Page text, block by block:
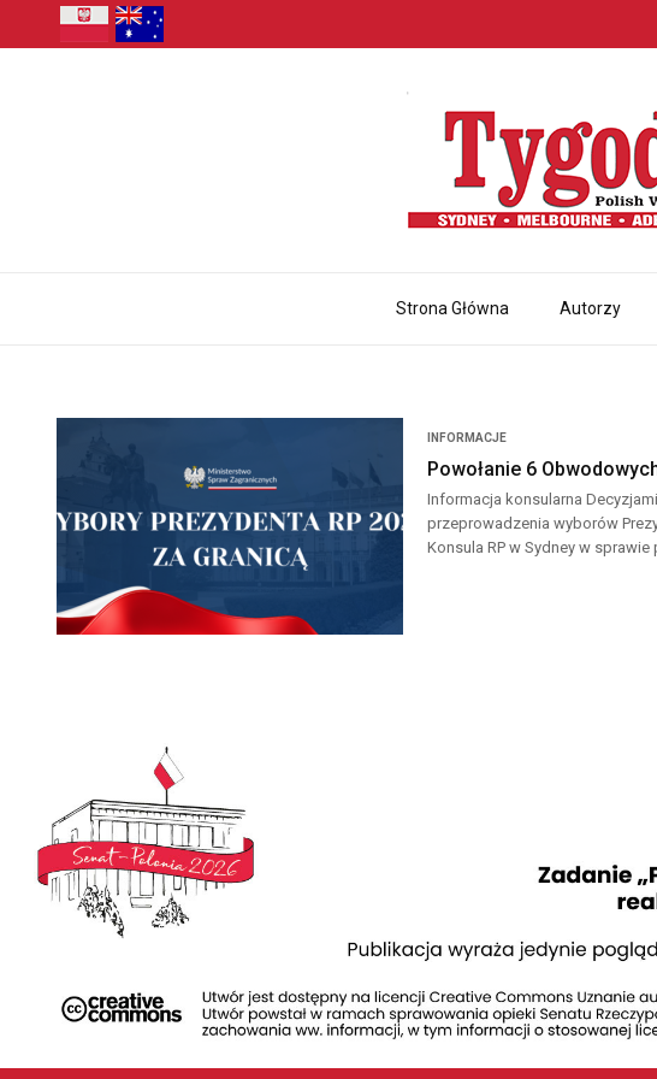
Strona Główna Autorzy
INFORMACJE
Powołanie 6
Informacja konsularna
przeprowadzenia wyborów
Konsula RP w Sydney w